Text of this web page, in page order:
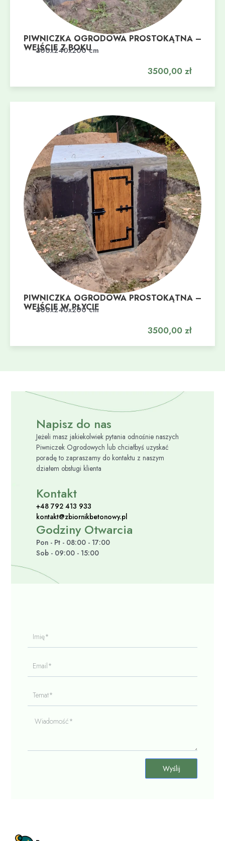
PIWNICZKA OGRODOWA PROSTOKĄTNA –
WEJŚCIE Z BOKU
300x240x200 cm
3500,00 zł
Dodaj do koszyka
PIWNICZKA OGRODOWA PROSTOKĄTNA –
WEJŚCIE W PŁYCIE
300x240x200 cm
3500,00 zł
Dodaj do koszyka
Napisz do nas
Jeżeli masz jakiekolwiek pytania odnośnie naszych
Piwniczek Ogrodowych lub chciałbyś uzyskać
poradę to zapraszamy do kontaktu z naszym
działem obsługi klienta
Kontakt
+48 792 413 933
kontakt@zbiornikbetonowy.pl
Godziny Otwarcia
Pon - Pt - 08:00 - 17:00
Sob - 09:00 - 15:00
Email*
Wiadomość*
Wyślij